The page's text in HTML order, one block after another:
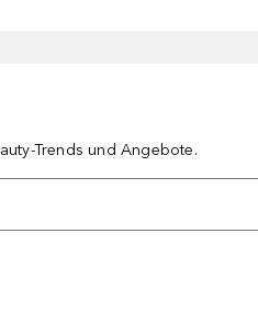
Trends und Angebote.